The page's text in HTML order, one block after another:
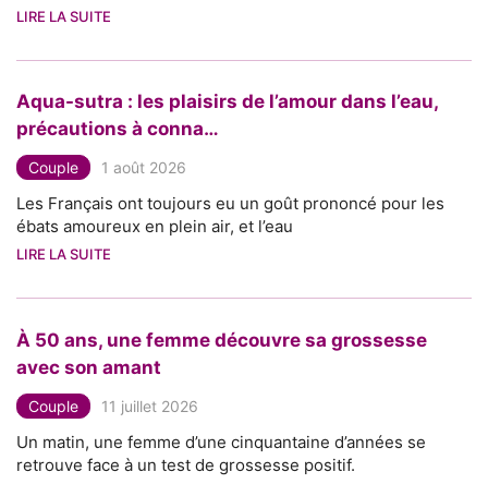
LIRE LA SUITE
Aqua-sutra : les plaisirs de l’amour dans l’eau,
précautions à conna…
Couple 1 août 2026
Les Français ont toujours eu un goût prononcé pour les
ébats amoureux en plein air, et l’eau
LIRE LA SUITE
À 50 ans, une femme découvre sa grossesse
avec son amant
Couple 11 juillet 2026
Un matin, une femme d’une cinquantaine d’années se
retrouve face à un test de grossesse positif.